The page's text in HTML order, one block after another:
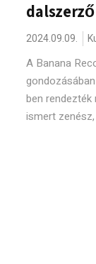
2024.09.09.
A Banana
ben
ismert